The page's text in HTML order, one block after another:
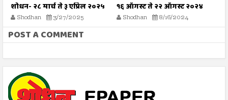
१६ ऑगस्ट ते २२ ऑगस्ट २०२४
Shodhan 8/16/2024
०९ ऑगस्ट ते १५ ऑगस्ट २०२४
Shodhan 8/9/2024
POST A COMMENT